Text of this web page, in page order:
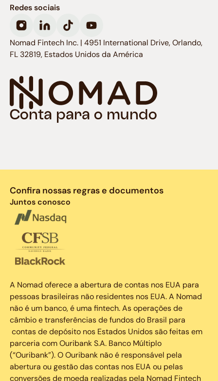
Conta para o mundo
Redes sociais
Nomad Fintech Inc. | 4951 International Drive, Orlando,
FL 32819, Estados Unidos da América
Confira nossas regras e documentos
Juntos conosco
A Nomad oferece a abertura de contas nos EUA para
pessoas brasileiras não residentes nos EUA. A Nomad
não é um banco, é uma fintech. As operações de
câmbio e transferências de fundos do Brasil para
contas de depósito nos Estados Unidos são feitas em
parceria com Ouribank S.A. Banco Múltiplo
(“Ouribank”). O Ouribank não é responsável pela
abertura ou gestão das contas nos EUA ou pelas
conversões de moeda realizadas pela Nomad Fintech